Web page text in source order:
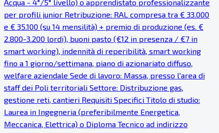
Acqua - 4°/5° livello) o apprendistato professionalizzante
per profili junior Retribuzione: RAL compresa tra € 33.000
e € 35.100 (su 14 mensilità) + premio di produzione (es. €
2.800-3.200 lordi), buoni pasto (€12 in presenza / €7 in
smart working), indennità di reperibilità, smart working
fino a 1 giorno/settimana, piano di azionariato diffuso,
welfare aziendale Sede di lavoro: Massa, presso l'area di
staff dei Poli territoriali Settore: Distribuzione gas,
gestione reti, cantieri Requisiti Specifici Titolo di studio:
Laurea in Ingegneria (preferibilmente Energetica,
Meccanica, Elettrica) o Diploma Tecnico ad indirizzo